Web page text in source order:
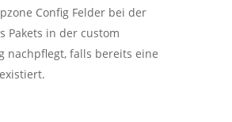
Config Felder bei der
Pakets in der custom
nachpflegt, falls bereits eine